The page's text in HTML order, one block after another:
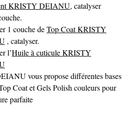
KRISTY DEIANU, catalyser
1 couche deTop Coat KRISTY
, catalyser.
l’Huile à cuticule KRISTY
vous propose différentes bases
Coat et Gels Polish couleurs pour
parfaite